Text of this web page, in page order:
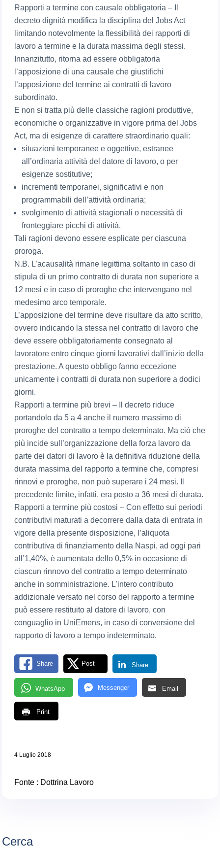
Rapporti a termine con causale obbligatoria – Il
decreto dignità modifica la disciplina del Jobs Act
limitando notevolmente la flessibilità dei rapporti di
lavoro a termine e la durata massima degli stessi.
Innanzitutto, ritorna ad essere obbligatoria
l’apposizione di una causale che giustifichi
l’apposizione del termine ai contratti di lavoro
subordinato.
E non si tratta più delle classiche ragioni produttive,
economiche o organizzative in vigore prima del Jobs
Act, ma di esigenze di carattere straordinario quali:
situazioni temporanee e oggettive, estranee
all’ordinaria attività del datore di lavoro, o per
esigenze sostitutive;
incrementi temporanei, significativi e non
programmabili dell’attività ordinaria;
svolgimento di attività stagionali o necessità di
fronteggiare picchi di attività.
Tali ragioni devono essere esplicate per ciascuna
proroga.
N.B. L’acausalità rimane legittima soltanto in caso di
stipula di un primo contratto di durata non superiore a
12 mesi e in caso di proroghe che intervengano nel
medesimo arco temporale.
L’apposizione del termine deve risultare da atto scritto,
ovvero indicando la stessa nel contratto di lavoro che
deve essere obbligatoriamente consegnato al
lavoratore entro cinque giorni lavorativi dall’inizio della
prestazione. A questo obbligo fanno eccezione
unicamente i contratti di durata non superiore a dodici
giorni.
Rapporti a termine più brevi – Il decreto riduce
portandolo da 5 a 4 anche il numero massimo di
proroghe del contratto a tempo determinato. Ma ciò che
più incide sull’organizzazione della forza lavoro da
parte dei datori di lavoro è la definitiva riduzione della
durata massima del rapporto a termine che, compresi
rinnovi e proroghe, non può superare i 24 mesi. Il
precedente limite, infatti, era posto a 36 mesi di durata.
Rapporti a termine più costosi – Con effetto sui periodi
contributivi maturati a decorrere dalla data di entrata in
vigore della presente disposizione, l’aliquota
contributiva di finanziamento della Naspi, ad oggi pari
all’1,40%, è aumentata dello 0,5% in occasione di
ciascun rinnovo del contratto a tempo determinato
anche in somministrazione. L’intero contributo
addizionale versato nel corso del rapporto a termine
può essere restituito al datore di lavoro, con
conguaglio in UniEmens, in caso di conversione del
rapporto di lavoro a tempo indeterminato.
Share Post Share
WhatsApp Messenger Email
Print
4 Luglio 2018
Fonte : Dottrina Lavoro
Cerca